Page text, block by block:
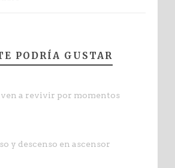
PODRÍA GUSTAR
a revivir por momentos
y descenso en ascensor